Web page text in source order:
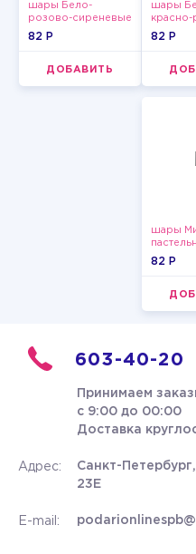
шары Бело-
розово-сиреневые
пастельные
82 P
ДОБАВИТЬ
шары
82 P
шары
82 P
603-40-20
Принимаем
с 9:00 до 00:00
Доставка
Адрес:
Санкт-
23Е
E-mail: